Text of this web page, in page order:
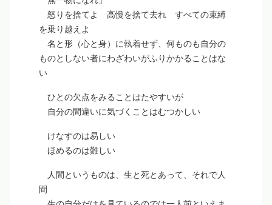
怒りを捨てよ 高慢を捨て去れ すべての束縛
を乗り越えよ
名と形（心と身）に執着せず、何ものも自分の
ものとしない者にわざわいがふりかかることはな
い
ひとの欠点をみることはたやすいが
自分の間違いに気づくことはむつかしい
けなすのは易しい
ほめるのは難しい
人間というものは、生と死とあって、それで人
間